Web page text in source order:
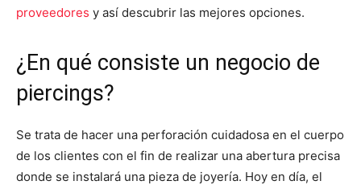
proveedores y así descubrir las mejores opciones.
¿En qué consiste un negocio de
piercings?
Se trata de hacer una perforación cuidadosa en el cuerpo
de los clientes con el fin de realizar una abertura precisa
donde se instalará una pieza de joyería. Hoy en día, el